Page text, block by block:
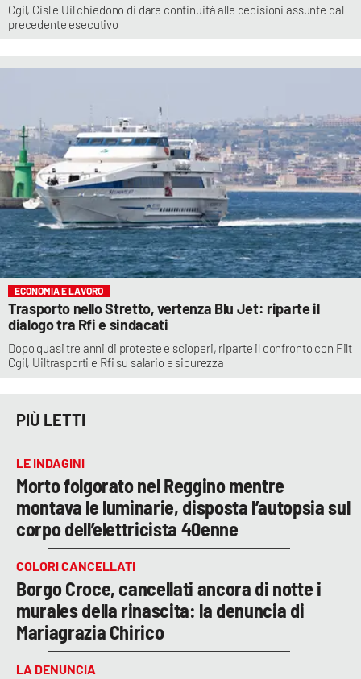
Cgil, Cisl e Uil chiedono di dare continuità alle decisioni assunte dal
precedente esecutivo
ECONOMIA E LAVORO
Trasporto nello Stretto, vertenza Blu Jet: riparte il
dialogo tra Rfi e sindacati
Dopo quasi tre anni di proteste e scioperi, riparte il confronto con Filt
Cgil, Uiltrasporti e Rfi su salario e sicurezza
PIÙ LETTI
LE INDAGINI
Morto folgorato nel Reggino mentre
montava le luminarie, disposta l’autopsia sul
corpo dell’elettricista 40enne
COLORI CANCELLATI
Borgo Croce, cancellati ancora di notte i
murales della rinascita: la denuncia di
Mariagrazia Chirico
LA DENUNCIA